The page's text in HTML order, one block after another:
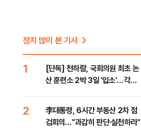
정치 많이 본 기사
1
[단독] 천하람, 국회의원 최초 논
산 훈련소 2박 3일 '입소'…각개
2
李대통령, 6시간 부동산 2차 점
검회의…"과감히 판단·실천하라"